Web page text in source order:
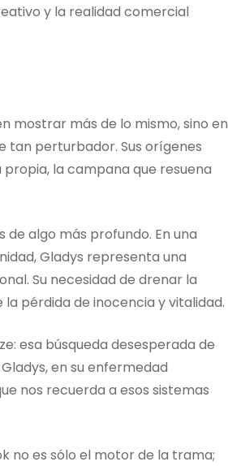
y la realidad comercial
mostrar más de lo mismo, sino en
tan perturbador. Sus orígenes
la campana que resuena
algo más profundo. En una
Gladys representa una
Su necesidad de drenar la
pérdida de inocencia y vitalidad.
esa búsqueda desesperada de
en su enfermedad
nos recuerda a esos sistemas
no es sólo el motor de la trama;